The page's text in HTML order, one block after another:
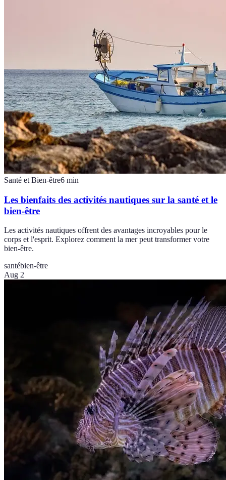
Santé et Bien-être6 min
Les bienfaits des activités nautiques sur la santé et le
bien-être
Les activités nautiques offrent des avantages incroyables pour le
corps et l'esprit. Explorez comment la mer peut transformer votre
bien-être.
santébien-être
Aug 2